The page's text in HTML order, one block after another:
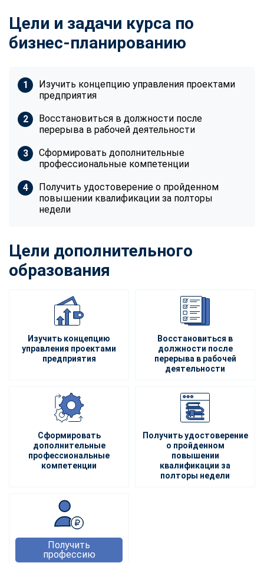
Цели и задачи курса по
бизнес-планированию
Изучить концепцию управления проектами
предприятия
Восстановиться в должности после
перерыва в рабочей деятельности
Сформировать дополнительные
профессиональные компетенции
Получить удостоверение о пройденном
повышении квалификации за полторы
недели
Цели дополнительного
образования
Изучить концепцию
управления проектами
предприятия
Восстановиться в
должности после
перерыва в рабочей
деятельности
Сформировать
дополнительные
профессиональные
компетенции
Получить удостоверение
о пройденном
повышении
квалификации за
полторы недели
Получить
профессию